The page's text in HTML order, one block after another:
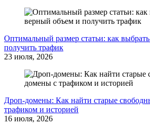
Оптимальный размер статьи: как
получить трафик
23 июля, 2026
Дроп-домены: Как найти старые
трафиком и историей
16 июля, 2026